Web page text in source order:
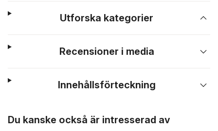
Utforska kategorier
Recensioner i media
Innehållsförteckning
Du kanske också är intresserad av